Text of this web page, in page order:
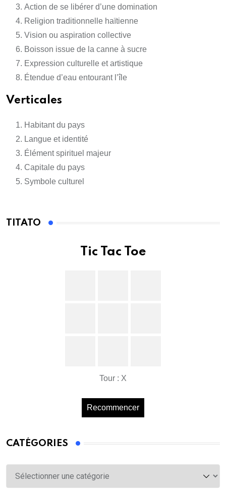
Action de se libérer d’une domination
Religion traditionnelle haïtienne
Vision ou aspiration collective
Boisson issue de la canne à sucre
Expression culturelle et artistique
Étendue d’eau entourant l’île
Verticales
Habitant du pays
Langue et identité
Élément spirituel majeur
Capitale du pays
Symbole culturel
TITATO
Tic Tac Toe
Tour : X
Recommencer
CATÉGORIES
Catégories